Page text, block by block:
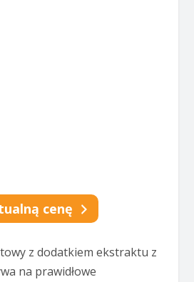
cenę
z dodatkiem ekstraktu z
na prawidłowe